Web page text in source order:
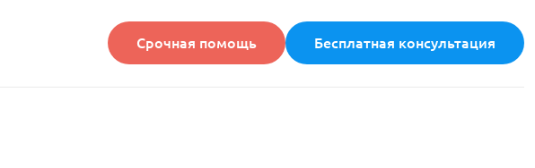
Срочная помощь Бесплатная консультация